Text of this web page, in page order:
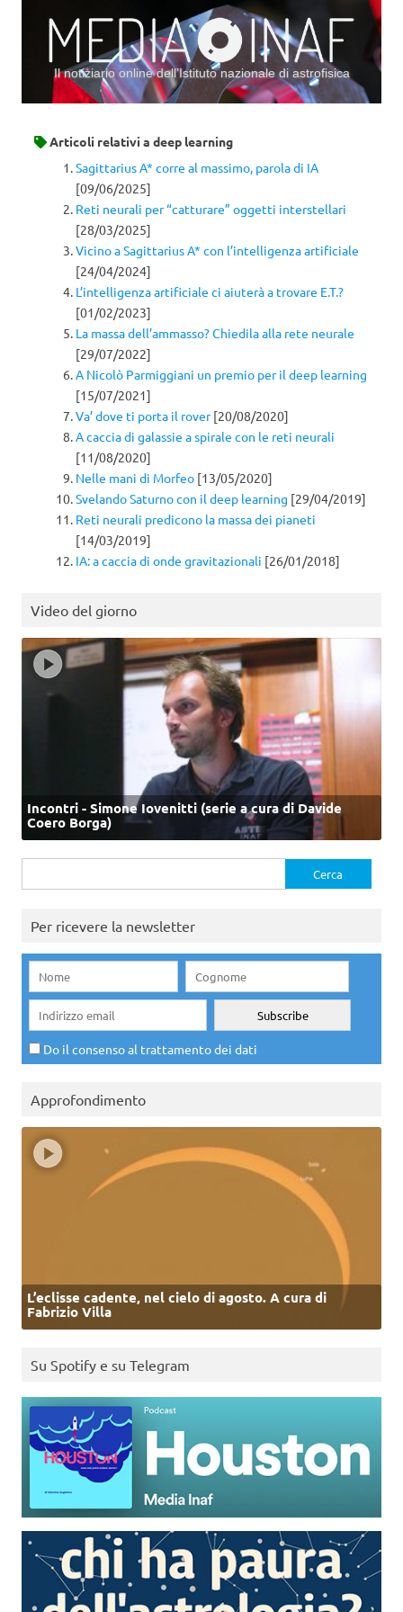
Il notiziario online dell’Istituto nazionale di astrofisica
Articoli relativi a deep learning
Sagittarius A* corre al massimo, parola di IA
[09/06/2025]
Reti neurali per “catturare” oggetti interstellari
[28/03/2025]
Vicino a Sagittarius A* con l’intelligenza artificiale
[24/04/2024]
L’intelligenza artificiale ci aiuterà a trovare E.T.?
[01/02/2023]
La massa dell’ammasso? Chiedila alla rete neurale
[29/07/2022]
A Nicolò Parmiggiani un premio per il deep learning
[15/07/2021]
Va’ dove ti porta il rover[20/08/2020]
A caccia di galassie a spirale con le reti neurali
[11/08/2020]
Nelle mani di Morfeo [13/05/2020]
Svelando Saturno con il deep learning [29/04/2019]
Reti neurali predicono la massa dei pianeti
[14/03/2019]
IA: a caccia di onde gravitazionali [26/01/2018]
Video del giorno
Incontri - Simone Iovenitti (serie a cura di Davide
Coero Borga)
per:
Per ricevere la newsletter
Do il consenso al trattamento dei dati
Approfondimento
L’eclisse cadente, nel cielo di agosto. A cura di
Fabrizio Villa
Su Spotify e su Telegram